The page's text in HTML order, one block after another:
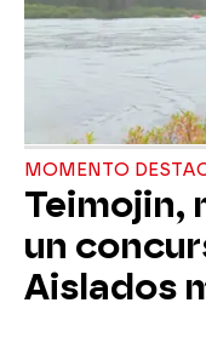
MOMENTO
Teimojin,
un
Aislados